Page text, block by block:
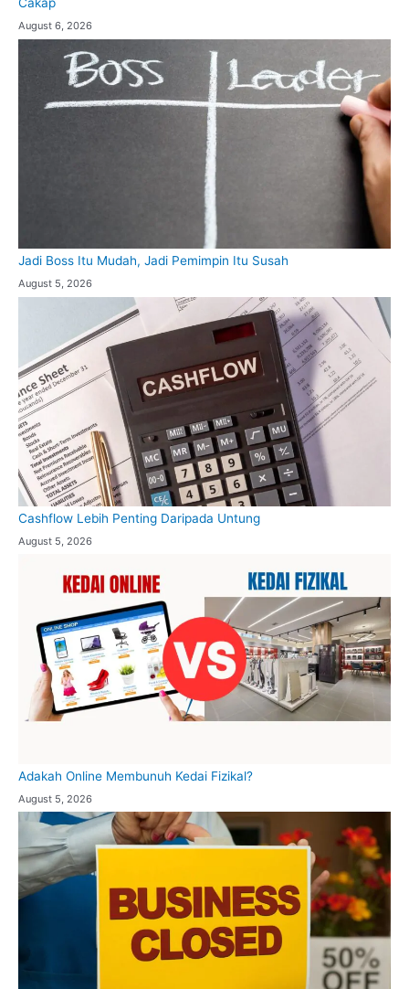
Cakap
August 6, 2026
Jadi Boss Itu Mudah, Jadi Pemimpin Itu Susah
August 5, 2026
Cashflow Lebih Penting Daripada Untung
August 5, 2026
Adakah Online Membunuh Kedai Fizikal?
August 5, 2026